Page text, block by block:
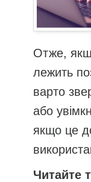
Отже,
лежить
варто
або
якщо це
Читайте